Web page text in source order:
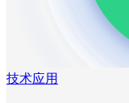
技术应用